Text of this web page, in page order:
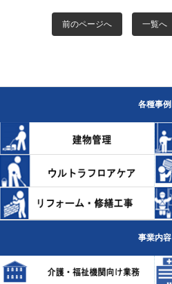
前のページへ 一覧へ
各種事例
事業内容